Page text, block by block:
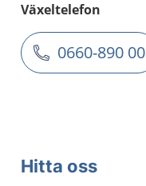
Växeltelefon
0660-890 00
Hitta oss